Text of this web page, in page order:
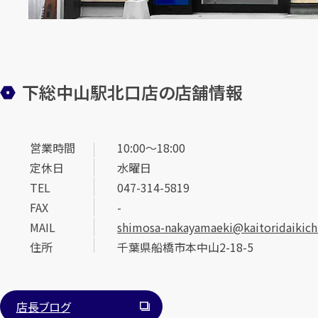
下総中山駅北口店の店舗情報
営業時間
10:00～18:00
定休日
水曜日
TEL
047-314-5819
FAX
-
MAIL
shimosa-
住所
千葉県船橋市本中山2-18-5
店長ブログ